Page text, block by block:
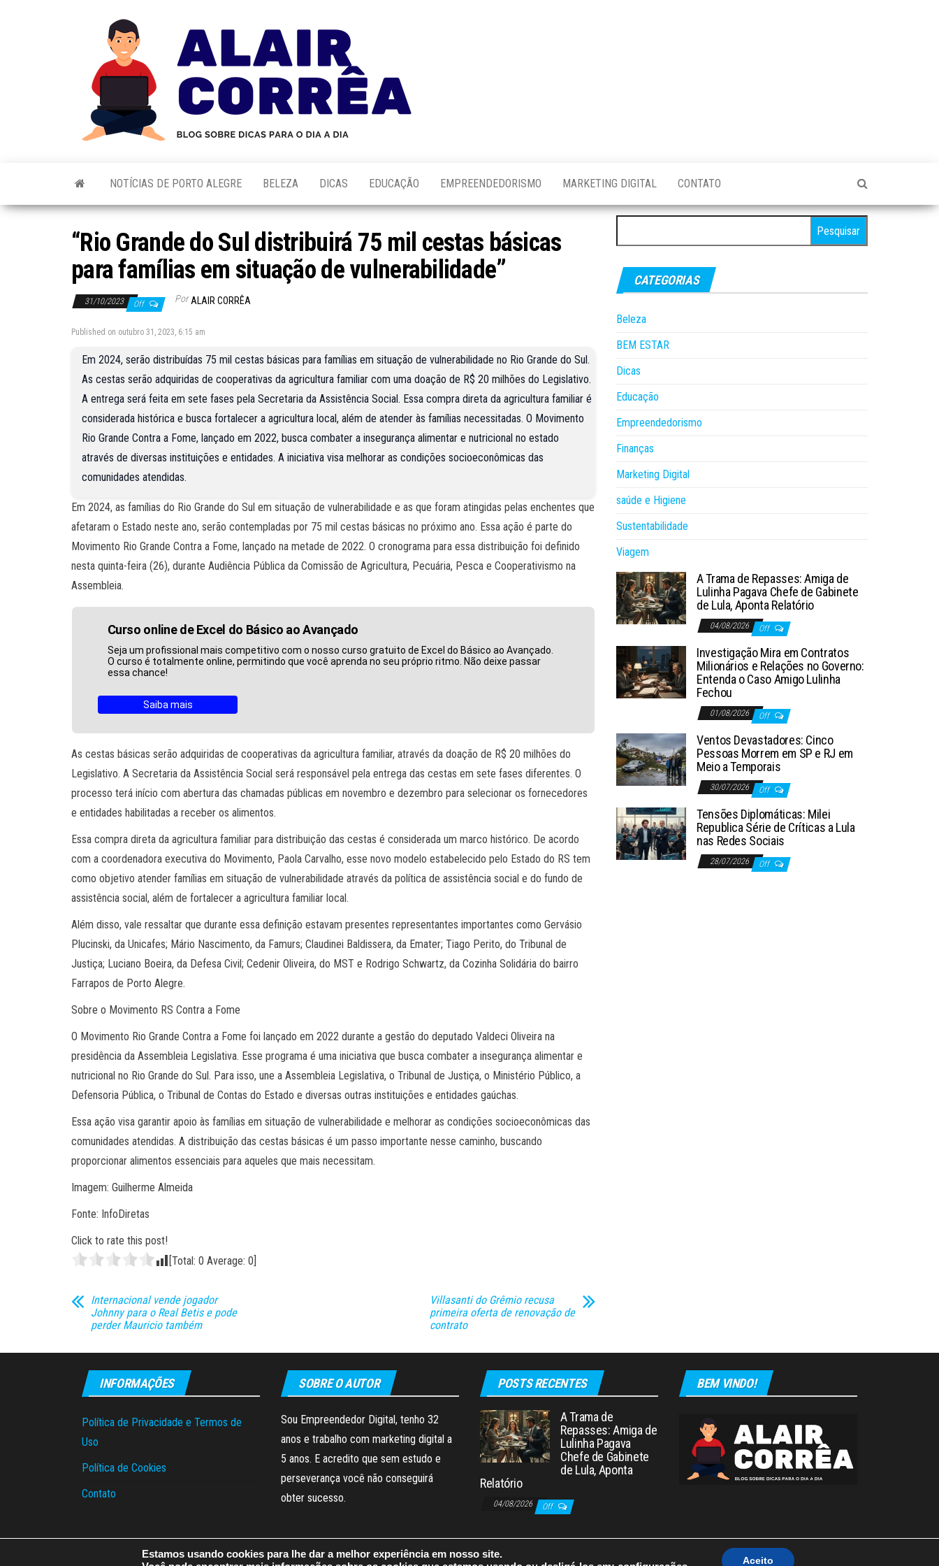
NOTÍCIAS DE PORTO ALEGRE BELEZA DICAS EDUCAÇÃO EMPREENDEDORISMO MARKETING DIGITAL CONTATO
“Rio Grande do Sul distribuirá 75 mil cestas básicas
para famílias em situação de vulnerabilidade”
31/10/2023 Off Por ALAIR CORRÊA
Published on outubro 31, 2023, 6:15 am
Em 2024, serão distribuídas 75 mil cestas básicas para famílias em situação de vulnerabilidade no Rio Grande do Sul.
As cestas serão adquiridas de cooperativas da agricultura familiar com uma doação de R$ 20 milhões do Legislativo.
A entrega será feita em sete fases pela Secretaria da Assistência Social. Essa compra direta da agricultura familiar é
considerada histórica e busca fortalecer a agricultura local, além de atender às famílias necessitadas. O Movimento
Rio Grande Contra a Fome, lançado em 2022, busca combater a insegurança alimentar e nutricional no estado
através de diversas instituições e entidades. A iniciativa visa melhorar as condições socioeconômicas das
comunidades atendidas.
Em 2024, as famílias do Rio Grande do Sul em situação de vulnerabilidade e as que foram atingidas pelas enchentes que
afetaram o Estado neste ano, serão contempladas por 75 mil cestas básicas no próximo ano. Essa ação é parte do
Movimento Rio Grande Contra a Fome, lançado na metade de 2022. O cronograma para essa distribuição foi definido
nesta quinta-feira (26), durante Audiência Pública da Comissão de Agricultura, Pecuária, Pesca e Cooperativismo na
Assembleia.
Curso online de Excel do Básico ao Avançado
Seja um profissional mais competitivo com o nosso curso gratuito de Excel do Básico ao Avançado.
O curso é totalmente online, permitindo que você aprenda no seu próprio ritmo. Não deixe passar
essa chance!
Saiba mais
As cestas básicas serão adquiridas de cooperativas da agricultura familiar, através da doação de R$ 20 milhões do
Legislativo. A Secretaria da Assistência Social será responsável pela entrega das cestas em sete fases diferentes. O
processo terá início com abertura das chamadas públicas em novembro e dezembro para selecionar os fornecedores
e entidades habilitadas a receber os alimentos.
Essa compra direta da agricultura familiar para distribuição das cestas é considerada um marco histórico. De acordo
com a coordenadora executiva do Movimento, Paola Carvalho, esse novo modelo estabelecido pelo Estado do RS tem
como objetivo atender famílias em situação de vulnerabilidade através da política de assistência social e do fundo de
assistência social, além de fortalecer a agricultura familiar local.
Além disso, vale ressaltar que durante essa definição estavam presentes representantes importantes como Gervásio
Plucinski, da Unicafes; Mário Nascimento, da Famurs; Claudinei Baldissera, da Emater; Tiago Perito, do Tribunal de
Justiça; Luciano Boeira, da Defesa Civil; Cedenir Oliveira, do MST e Rodrigo Schwartz, da Cozinha Solidária do bairro
Farrapos de Porto Alegre.
Sobre o Movimento RS Contra a Fome
O Movimento Rio Grande Contra a Fome foi lançado em 2022 durante a gestão do deputado Valdeci Oliveira na
presidência da Assembleia Legislativa. Esse programa é uma iniciativa que busca combater a insegurança alimentar e
nutricional no Rio Grande do Sul. Para isso, une a Assembleia Legislativa, o Tribunal de Justiça, o Ministério Público, a
Defensoria Pública, o Tribunal de Contas do Estado e diversas outras instituições e entidades gaúchas.
Essa ação visa garantir apoio às famílias em situação de vulnerabilidade e melhorar as condições socioeconômicas das
comunidades atendidas. A distribuição das cestas básicas é um passo importante nesse caminho, buscando
proporcionar alimentos essenciais para aqueles que mais necessitam.
Imagem: Guilherme Almeida
Fonte: InfoDiretas
Click to rate this post!
[Total: 0 Average: 0]
Internacional vende jogador
Johnny para o Real Betis e pode
perder Mauricio também
Villasanti do Grêmio recusa
primeira oferta de renovação de
contrato
por:
CATEGORIAS
Beleza
BEM ESTAR
Dicas
Educação
Empreendedorismo
Finanças
Marketing Digital
saúde e Higiene
Sustentabilidade
Viagem
A Trama de Repasses: Amiga de
Lulinha Pagava Chefe de Gabinete
de Lula, Aponta Relatório
04/08/2026 Off
Investigação Mira em Contratos
Milionários e Relações no Governo:
Entenda o Caso Amigo Lulinha
Fechou
01/08/2026 Off
Ventos Devastadores: Cinco
Pessoas Morrem em SP e RJ em
Meio a Temporais
30/07/2026 Off
Tensões Diplomáticas: Milei
Republica Série de Críticas a Lula
nas Redes Sociais
28/07/2026 Off
INFORMAÇÕES
Política de Privacidade e Termos de
Uso
Política de Cookies
Contato
SOBRE O AUTOR
Sou Empreendedor Digital, tenho 32
anos e trabalho com marketing digital a
5 anos. E acredito que sem estudo e
perseverança você não conseguirá
obter sucesso.
POSTS RECENTES
A Trama de
Repasses: Amiga de
Lulinha Pagava
Chefe de Gabinete
de Lula, Aponta
Relatório
04/08/2026 Off
BEM VINDO!
Estamos usando cookies para lhe dar a melhor experiência em nosso site.
Aceito